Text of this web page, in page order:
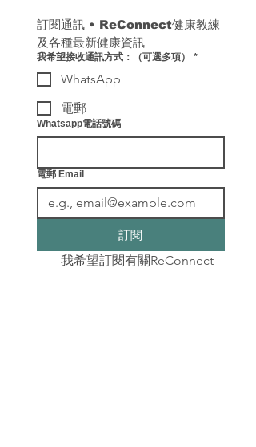
訂閱通訊 • ReConnect健康教練
及各種最新健康資訊
我希望接收通訊方式：（可選多項） *
WhatsApp
電郵
Whatsapp電話號碼
電郵 Email
訂閱
我希望訂閱有關ReConnect